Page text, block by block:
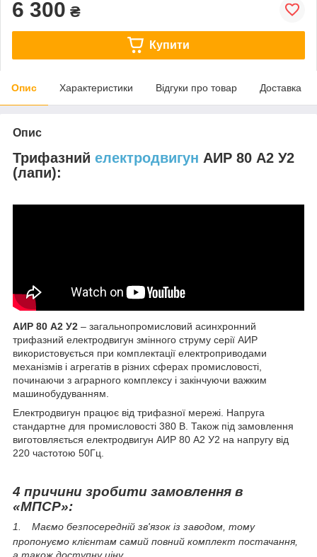
6 300 ₴
Купити
Опис Характеристики Відгуки про товар Доставка
Опис
Трифазний електродвигун АИР 80 А2 У2
(лапи):
АИР 80 А2 У2 – загальнопромисловий асинхронний
трифазний електродвигун змінного струму серії АИР
використовується при комплектації електроприводами
механізмів і агрегатів в різних сферах промисловості,
починаючи з аграрного комплексу і закінчуючи важким
машинобудуванням.
Електродвигун працює від трифазної мережі. Напруга
стандартне для промисловості 380 В. Також під замовлення
виготовляється електродвигун АИР 80 А2 У2 на напругу від
220 частотою 50Гц.
4 причини зробити замовлення в
«МПСР»:
1.
Маємо безпосередній зв'язок із заводом, тому
пропонуємо клієнтам самий повний комплект постачання,